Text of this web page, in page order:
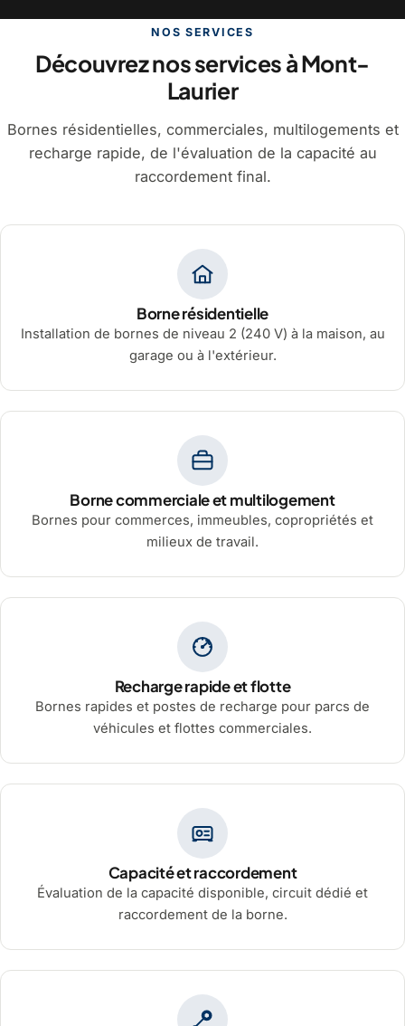
NOS SERVICES
Découvrez nos services à Mont-
Laurier
Bornes résidentielles, commerciales, multilogements et
recharge rapide, de l'évaluation de la capacité au
raccordement final.
Borne résidentielle
Installation de bornes de niveau 2 (240 V) à la maison, au
garage ou à l'extérieur.
Borne commerciale et multilogement
Bornes pour commerces, immeubles, copropriétés et
milieux de travail.
Recharge rapide et flotte
Bornes rapides et postes de recharge pour parcs de
véhicules et flottes commerciales.
Capacité et raccordement
Évaluation de la capacité disponible, circuit dédié et
raccordement de la borne.